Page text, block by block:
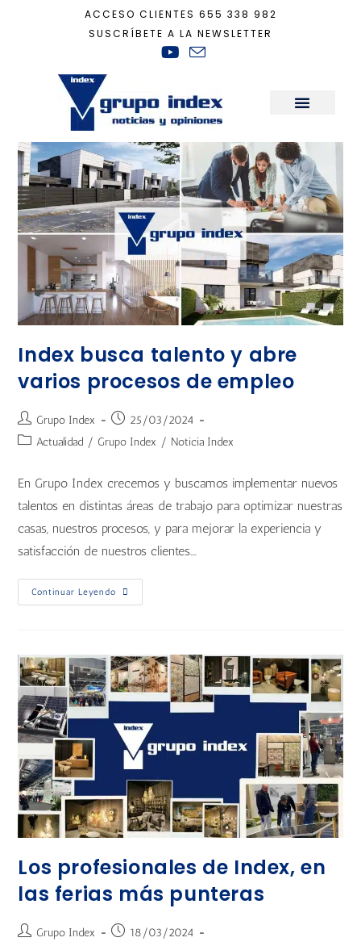
ACCESO CLIENTES 655 338 982
SUSCRÍBETE A LA NEWSLETTER
interiorismo
Index busca talento y abre
varios procesos de empleo
Grupo Index
25/03/2024
Actualidad / Grupo Index / Noticia Index
En Grupo Index crecemos y buscamos implementar nuevos
talentos en distintas áreas de trabajo para optimizar nuestras
casas, nuestros procesos, y para mejorar la experiencia y
satisfacción de nuestros clientes.…
Continuar Leyendo
Los profesionales de Index, en
las ferias más punteras
Grupo Index
18/03/2024